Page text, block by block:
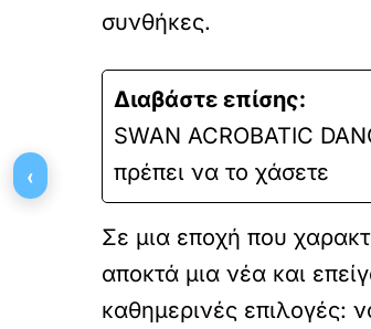
συνθήκες.
Διαβάστε επίσης:
SWAN ACROBATIC
πρέπει να το χάσετε
Σε μια εποχή που
αποκτά μια νέα και
καθημερινές επιλογές:
‹